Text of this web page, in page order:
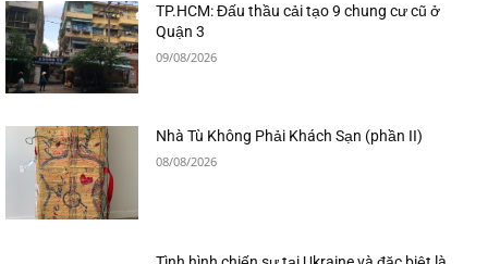
TP.HCM: Đấu thầu cải tạo 9 chung cư cũ ở
Quận 3
09/08/2026
Nhà Tù Không Phải Khách Sạn (phần II)
08/08/2026